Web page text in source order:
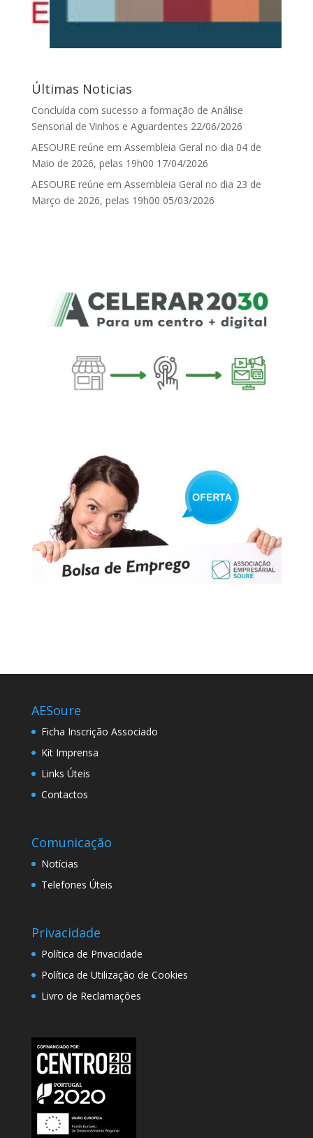
Últimas Noticias
Concluída com sucesso a formação de Análise
Sensorial de Vinhos e Aguardentes 22/06/2026
AESOURE reúne em Assembleia Geral no dia 04 de
Maio de 2026, pelas 19h00 17/04/2026
AESOURE reúne em Assembleia Geral no dia 23 de
Março de 2026, pelas 19h00 05/03/2026
AESoure
Ficha Inscrição Associado
Kit Imprensa
Links Úteis
Contactos
Comunicação
Notícias
Telefones Úteis
Privacidade
Política de Privacidade
Política de Utilização de Cookies
Livro de Reclamações